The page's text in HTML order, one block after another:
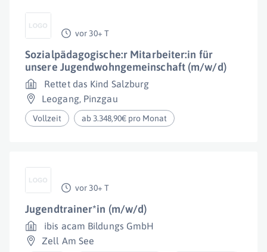
vor 30+ T
Sozialpädagogische:r Mitarbeiter:in für
unsere Jugendwohngemeinschaft (m/w/d)
Rettet das Kind Salzburg
Leogang, Pinzgau
Vollzeit ab 3.348,90€ pro Monat
vor 30+ T
Jugendtrainer*in (m/w/d)
ibis acam Bildungs GmbH
Zell Am See